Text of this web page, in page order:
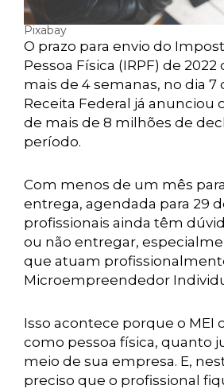
Pixabay
O prazo para envio do
Pessoa Física (IRPF) de
mais de 4 semanas, no dia 7
Receita Federal já anunciou
de mais de 8 milhões de
período.
Com menos de um mês
entrega, agendada para 29
profissionais ainda têm
ou não entregar,
que atuam
Microempreendedor
Isso acontece porque o MEI
como pessoa física, quanto
meio de sua empresa. E,
preciso que o profissional